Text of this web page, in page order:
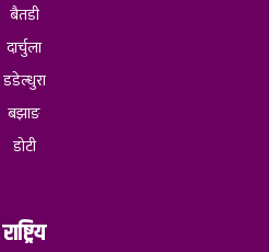
बैतडी
दार्चुला
डडेल्धुरा
बझाङ
डोटी
राष्ट्रिय